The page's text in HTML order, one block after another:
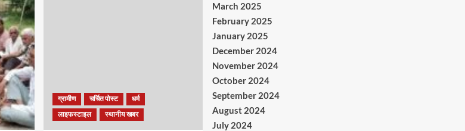
ग्रामीण चर्चित पोस्ट
धर्म
लाइफस्टाइल
स्थानीय खबर
March 2025
February 2025
January 2025
December 2024
November 2024
October 2024
September 2024
August 2024
July 2024